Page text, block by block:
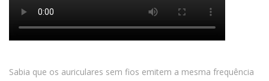
Sabia que os auriculares sem fios emitem a mesma frequência